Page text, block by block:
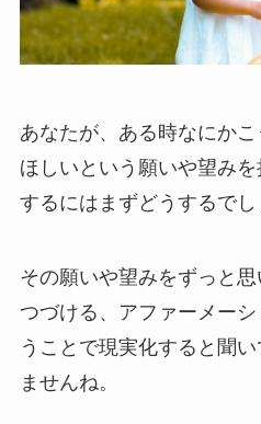
あなたが、ある時なにか
ほしいという願いや望み
するにはまずどうするでし
その願いや望みをずっと
つづける、アファーメー
うことで現実化すると聞
ませんね。